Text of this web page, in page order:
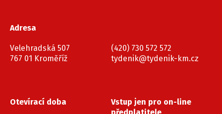
Adresa
Velehradská 507
767 01 Kroměříž
(420) 730 572 572
tydenik@tydenik-km.cz
Otevírací doba
Vstup jen pro on-line